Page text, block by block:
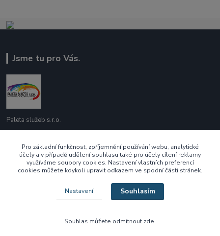
Jsme tu pro Vás.
Paleta služeb s.r.o.
737 209 718
Po - Pá 10:00 - 16:00
ecek@paletasluzeb.cz
Pro základní funkčnost, zpříjemnění používání webu, analytické
účely a v případě udělení souhlasu také pro účely cílení reklamy
využíváme soubory cookies. Nastavení vlastních preferencí
cookies můžete kdykoli upravit odkazem ve spodní části stránek.
Nastavení Souhlasím
Souhlas můžete odmítnout zde.